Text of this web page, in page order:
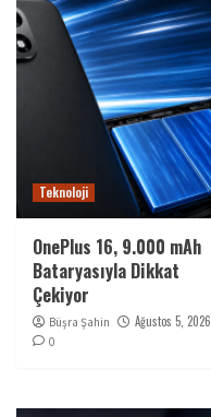
Teknoloji
OnePlus 16, 9.000 mAh
Bataryasıyla Dikkat
Çekiyor
Büşra Şahin Ağustos 5, 2026
0